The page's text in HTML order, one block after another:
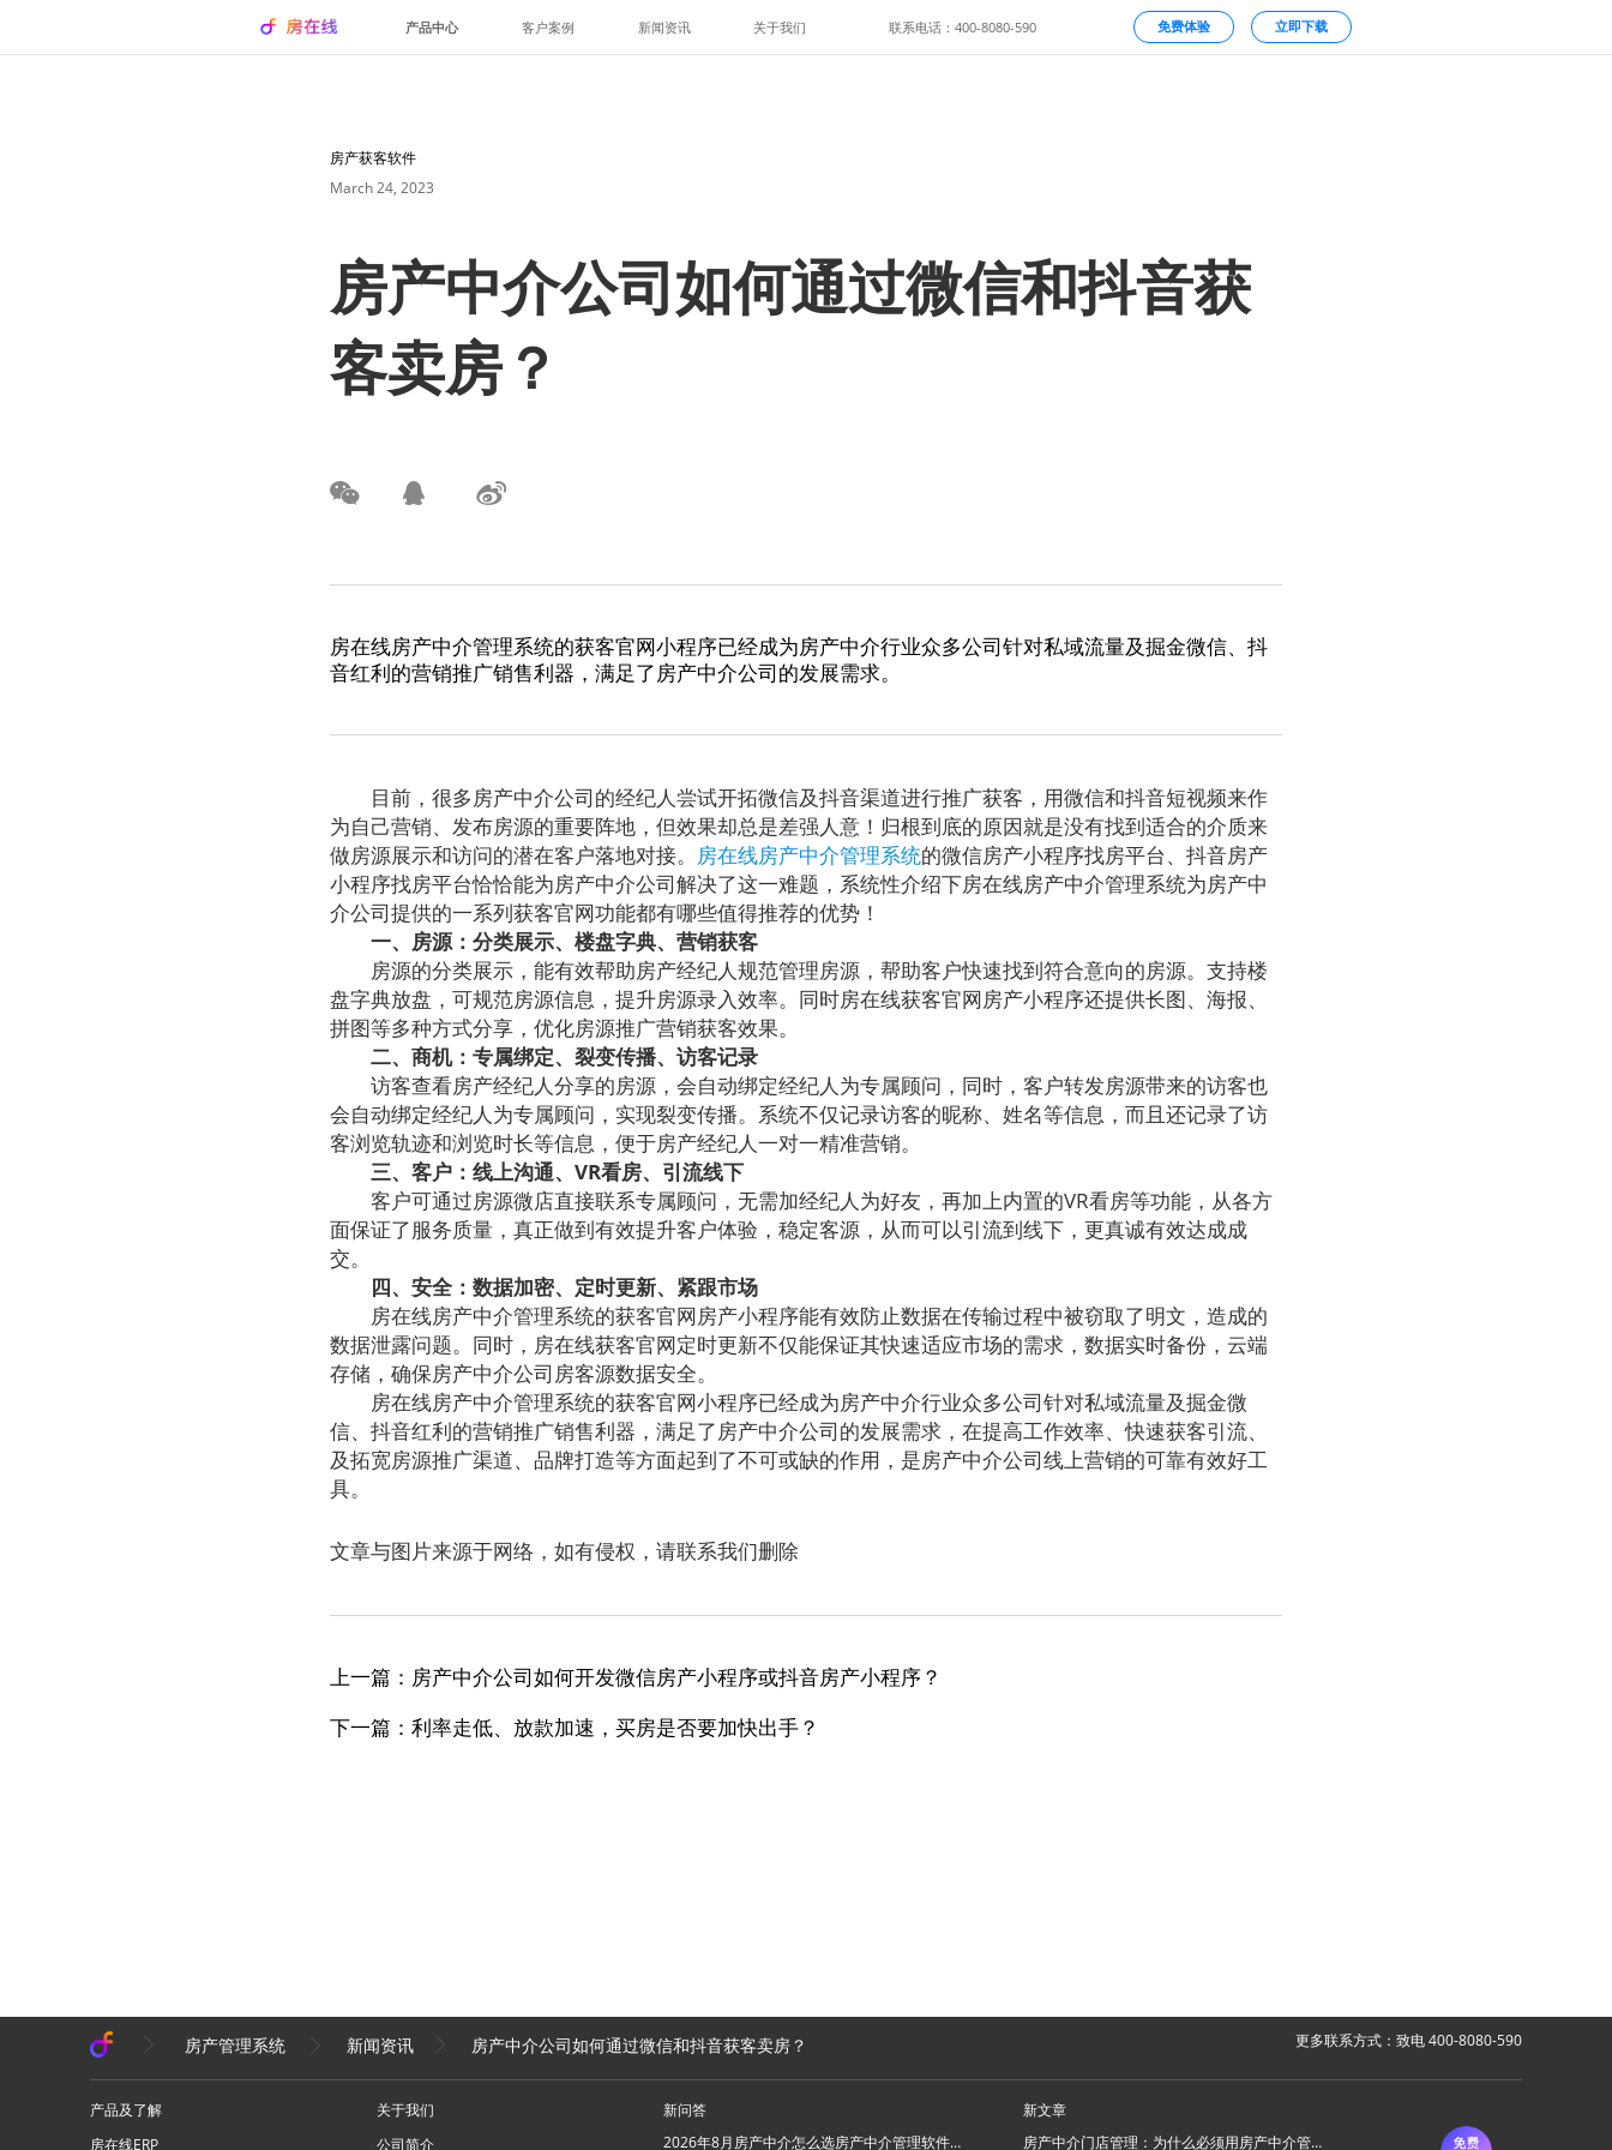
产品中心 客户案例 新闻资讯 关于我们 联系电话：400-8080-590 免费体验 立即下载
房产获客软件
March 24, 2023
房产中介公司如何通过微信和抖音获
客卖房？
房在线房产中介管理系统的获客官网小程序已经成为房产中介行业众多公司针对私域流量及掘金微信、抖
音红利的营销推广销售利器，满足了房产中介公司的发展需求。
目前， 很多房产中介公司的经纪人尝试开拓微信及抖音渠道进行推广获客，用微信和抖音短视频来作
为自己营销、发布房源的重要阵地，但效果却总是差强人意！归根到底的原因就是没有找到适合的介质来
做房源展示和访问的潜在客户落地对接。 房在线房产中介管理系统的微信房产小程序找房平台、抖音房产
小程序找房平台恰恰能为房产中介公司解决了这一难题，系统性介绍下房在线房产中介管理系统为房产中
介公司提供的一系列获客官网功能都有哪些值得推荐的优势！
一、房源：分类展示、楼盘字典、营销获客
房源的分类展示，能有效帮助房产经纪人规范管理房源，帮助客户快速找到符合意向的房源。支持楼
盘字典放盘，可规范房源信息，提升房源录入效率。同时房在线获客官网房产小程序还提供长图、海报、
拼图等多种方式分享，优化房源推广营销获客效果。
二、商机：专属绑定、裂变传播、访客记录
访客查看房产经纪人分享的房源，会自动绑定经纪人为专属顾问，同时，客户转发房源带来的访客也
会自动绑定经纪人为专属顾问，实现裂变传播。系统不仅记录访客的昵称、姓名等信息，而且还记录了访
客浏览轨迹和浏览时长等信息，便于房产经纪人一对一精准营销。
三、客户：线上沟通、 VR看房、引流线下
客户可通过房源微店直接联系专属顾问，无需加经纪人为好友，再加上内置的VR看房等功能，从各方
面保证了服务质量，真正做到有效提升客户体验，稳定客源，从而可以引流到线下，更真诚有效达成成
交。
四、安全：数据加密、定时更新、紧跟市场
房在线房产中介管理系统的获客官网房产小程序能有效防止数据在传输过程中被窃取了明文，造成的
数据泄露问题。同时，房在线获客官网定时更新不仅能保证其快速适应市场的需求，数据实时备份，云端
存储，确保房产中介公司房客源数据安全。
房在线房产中介管理系统的获客官网小程序已经成为房产中介行业众多公司针对私域流量及掘金微
信、抖音红利的营销推广销售利器，满足了房产中介公司的发展需求，在提高工作效率、快速获客引流、
及拓宽房源推广渠道、品牌打造等方面起到了不可或缺的作用，是房产中介公司线上营销的可靠有效好工
具。
文章与图片来源于网络，如有侵权，请联系我们删除
上一篇：房产中介公司如何开发微信房产小程序或抖音房产小程序？
下一篇：利率走低、放款加速，买房是否要加快出手？
房产管理系统 新闻资讯 房产中介公司如何通过微信和抖音获客卖房？ 更多联系方式：致电 400-8080-590
产品及了解
房在线ERP
关于我们
公司简介
新问答
2026年8月房产中介怎么选房产中介管理软件系统？
新文章
房产中介门店管理：为什么必须用房产中介管理系统？